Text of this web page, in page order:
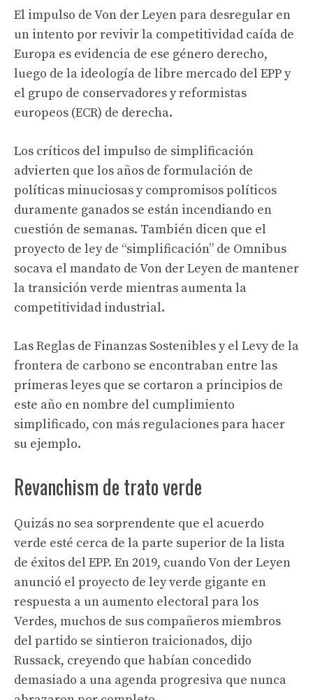
El impulso de Von der Leyen para desregular en
un intento por revivir la competitividad caída de
Europa es evidencia de ese género derecho,
luego de la ideología de libre mercado del EPP y
el grupo de conservadores y reformistas
europeos (ECR) de derecha.
Los críticos del impulso de simplificación
advierten que los años de formulación de
políticas minuciosas y compromisos políticos
duramente ganados se están incendiando en
cuestión de semanas. También dicen que el
proyecto de ley de “simplificación” de Omnibus
socava el mandato de Von der Leyen de mantener
la transición verde mientras aumenta la
competitividad industrial.
Las Reglas de Finanzas Sostenibles y el Levy de la
frontera de carbono se encontraban entre las
primeras leyes que se cortaron a principios de
este año en nombre del cumplimiento
simplificado, con más regulaciones para hacer
su ejemplo.
Revanchism de trato verde
Quizás no sea sorprendente que el acuerdo
verde esté cerca de la parte superior de la lista
de éxitos del EPP. En 2019, cuando Von der Leyen
anunció el proyecto de ley verde gigante en
respuesta a un aumento electoral para los
Verdes, muchos de sus compañeros miembros
del partido se sintieron traicionados, dijo
Russack, creyendo que habían concedido
demasiado a una agenda progresiva que nunca